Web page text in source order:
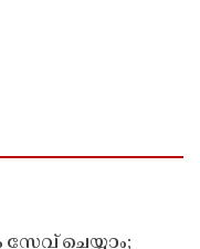
ചെയ്യാം;